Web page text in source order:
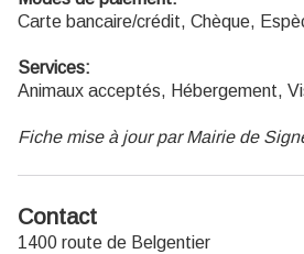
Carte bancaire/crédit, Chèque,
Services:
Animaux acceptés, Hébergement,
Fiche mise à jour par Mairie de
Contact
1400 route de Belgentier